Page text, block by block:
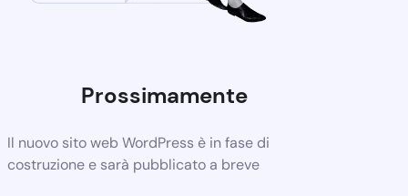
Prossimamente
Il nuovo sito web WordPress è in fase di
costruzione e sarà pubblicato a breve